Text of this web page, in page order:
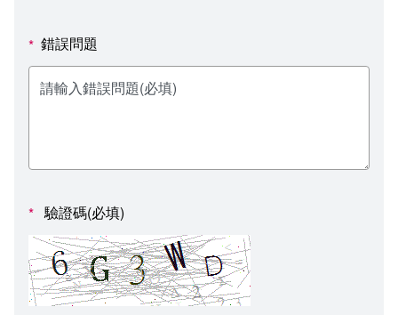
教學媒體處
電算中心
會計室
人事室
意見信箱
各單位意見信箱
諮詢信箱進度查詢
影音資訊
* 錯誤問題
* 驗證碼(必填)